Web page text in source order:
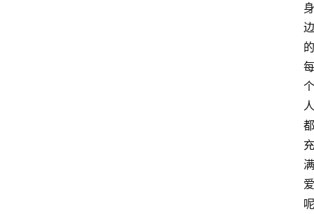
身
边
的
每
个
人
都
充
满
爱
呢